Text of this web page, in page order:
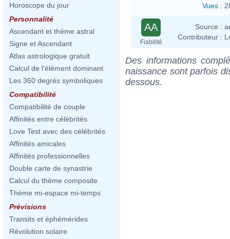
Horoscope du jour
Personnalité
Ascendant et thème astral
Signe et Ascendant
Atlas astrologique gratuit
Calcul de l'élément dominant
Les 360 degrés symboliques
Compatibilité
Compatibilité de couple
Affinités entre célébrités
Love Test avec des célébrités
Affinités amicales
Affinités professionnelles
Double carte de synastrie
Calcul du thème composite
Thème mi-espace mi-temps
Prévisions
Transits et éphémérides
Révolution solaire
Vues :
AA
Fiabilité
Source :
Contributeur :
Des informations
naissance sont parfois
dessous.